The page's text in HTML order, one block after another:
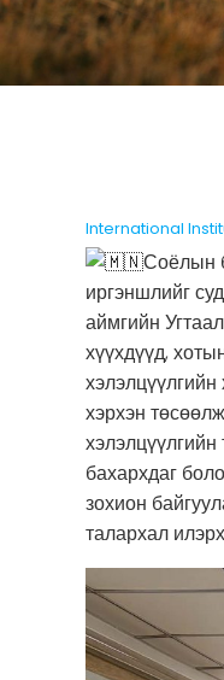
International
Соёлын
иргэншлийг
аймгийн
хүүхдүүд,
хэрхэн
бахархдаг
зохион
талархал